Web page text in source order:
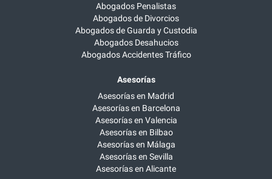
Abogados Penalistas
Abogados de Divorcios
Abogados de Guarda y Custodia
Abogados Desahucios
Abogados Accidentes Tráfico
Asesorías
Asesorías en Madrid
Asesorías en Barcelona
Asesorías en Valencia
Asesorías en Bilbao
Asesorías en Málaga
Asesorías en Sevilla
Asesorías en Alicante